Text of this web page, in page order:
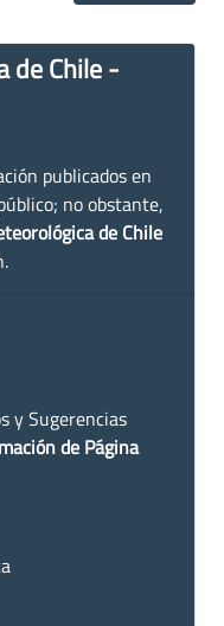
de Chile -
publicados en
no obstante,
de Chile
y Sugerencias
de Página